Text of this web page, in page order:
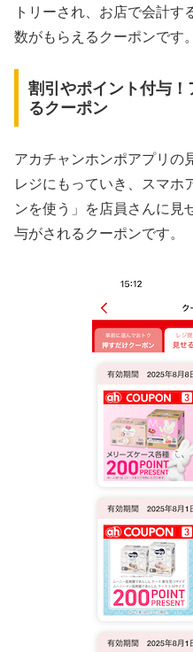
トリーされ、お店で会計す
数がもらえるクーポンです。
割引やポイント付与
るクーポン
アカチャンホンポアプリの
レジにもっていき、スマホ
ンを使う」を店員さんに見
与がされるクーポンです。